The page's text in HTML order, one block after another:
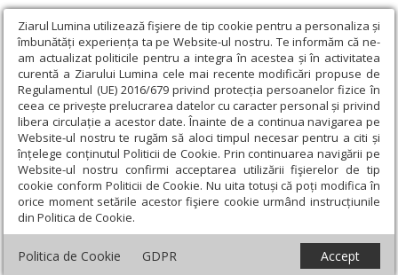
Ziarul Lumina utilizează fişiere de tip cookie pentru a personaliza și
îmbunătăți experiența ta pe Website-ul nostru. Te informăm că ne-
am actualizat politicile pentru a integra în acestea și în activitatea
curentă a Ziarului Lumina cele mai recente modificări propuse de
Regulamentul (UE) 2016/679 privind protecția persoanelor fizice în
ceea ce privește prelucrarea datelor cu caracter personal și privind
libera circulație a acestor date. Înainte de a continua navigarea pe
Website-ul nostru te rugăm să aloci timpul necesar pentru a citi și
înțelege conținutul Politicii de Cookie. Prin continuarea navigării pe
Website-ul nostru confirmi acceptarea utilizării fişierelor de tip
cookie conform Politicii de Cookie. Nu uita totuși că poți modifica în
orice moment setările acestor fişiere cookie urmând instrucțiunile
din Politica de Cookie.
Politica de Cookie GDPR Accept
Ziarul Lumina › Opinii › Repere și idei › Ninsoarea logosului
doinit
Ninsoarea logosului doinit